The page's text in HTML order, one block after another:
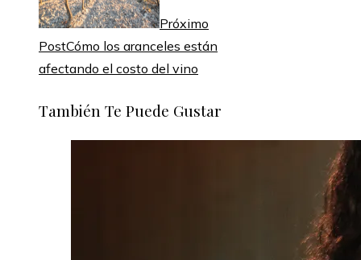
Próximo
PostCómo los aranceles están
afectando el costo del vino
También Te Puede Gustar